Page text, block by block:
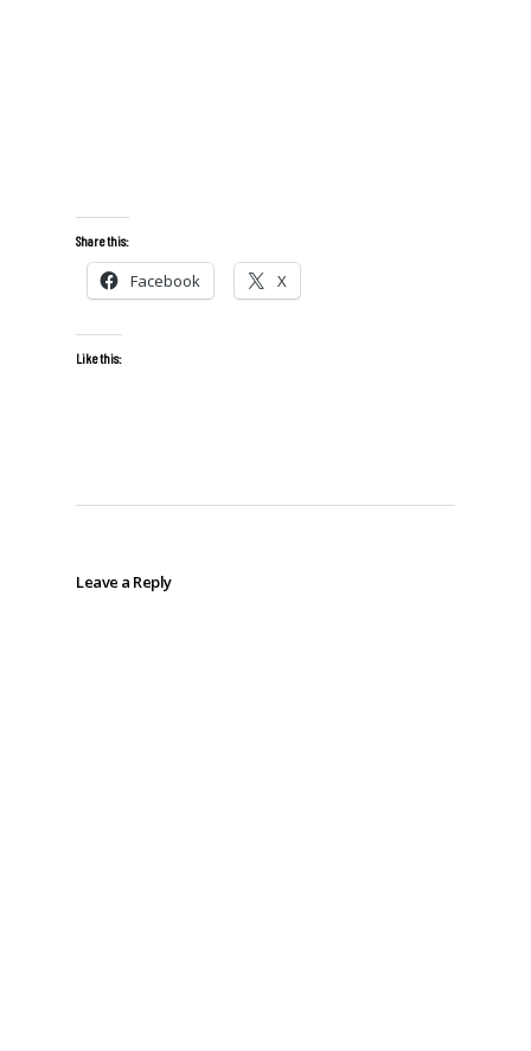
Share this:
Facebook X
Like this:
Leave a Reply